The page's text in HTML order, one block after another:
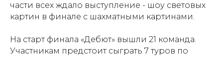
части всех ждало выступление - шоу световых
картин в финале с шахматными картинами.
На старт финала «Дебют» вышли 21 команда.
Участникам предстоит сыграть 7 туров по